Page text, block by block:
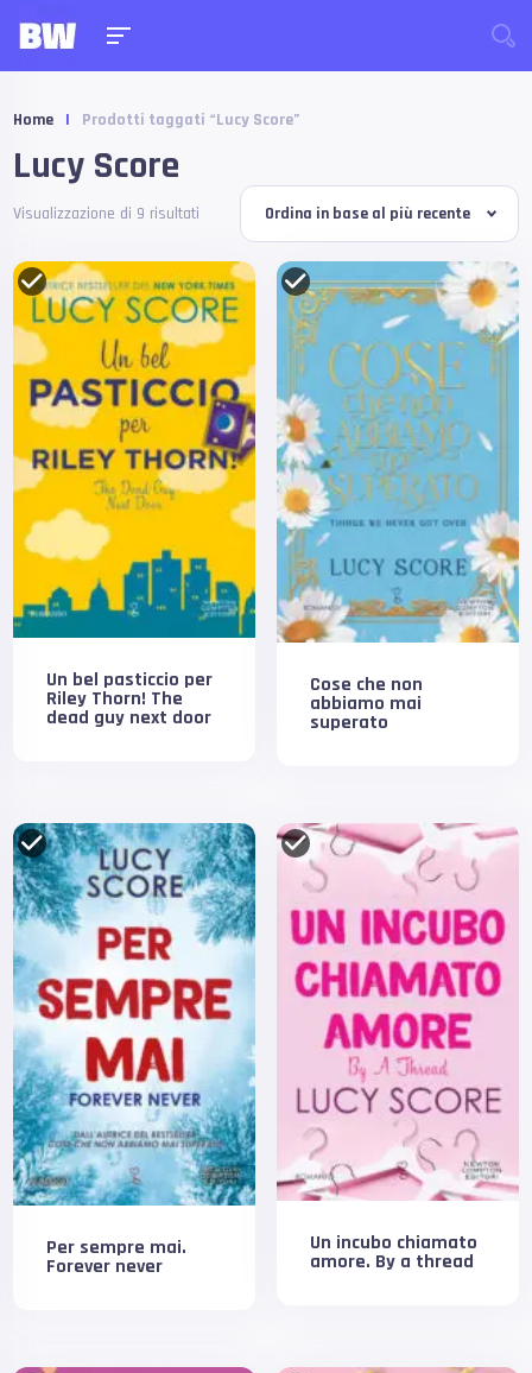
Home | Prodotti taggati “Lucy Score”
Lucy Score
Visualizzazione di 9 risultati
Un bel pasticcio per
Riley Thorn! The
dead guy next door
Cose che non
abbiamo mai
superato
Per sempre mai.
Forever never
Un incubo chiamato
amore. By a thread